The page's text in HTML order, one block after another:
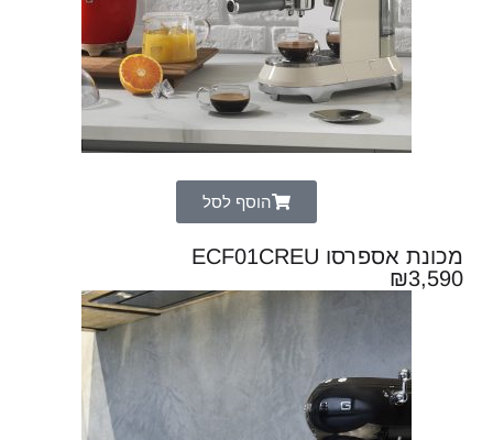
הוסף לסל
מכונת אספרסו ECF01CREU
₪3,590